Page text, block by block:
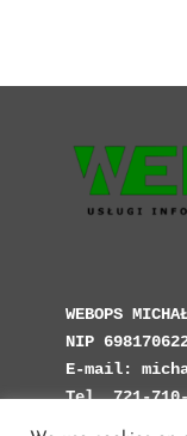
WEBOPS
NIP
E-mail:
Tel. 721-